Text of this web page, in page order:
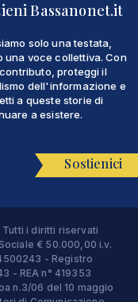
Bassanonet.it
solo una testata,
una voce collettiva. Con
proteggi il
dell'informazione e
a queste storie di
a esistere.
Sostienici
i diritti riservati
€ 50.000,00 i.v.
- Registro
- REA n° 419353
n.3/06 del 10 maggio